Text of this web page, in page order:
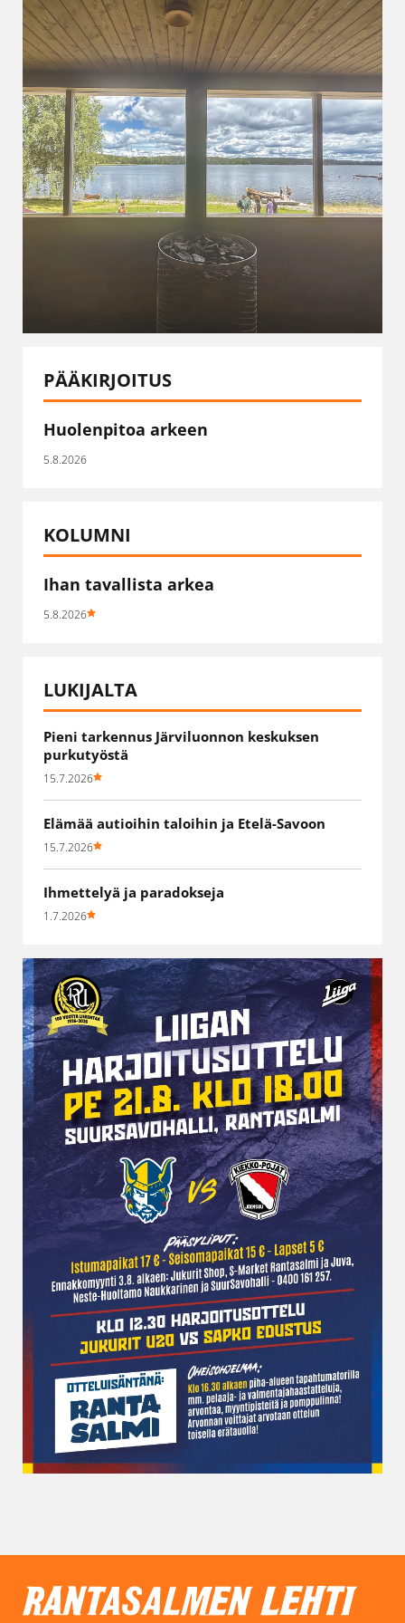
PÄÄKIRJOITUS
Huolenpitoa arkeen
5.8.2026
KOLUMNI
Ihan tavallista arkea
5.8.2026
LUKIJALTA
Pieni tarkennus Järviluonnon keskuksen
purkutyöstä
15.7.2026
Elämää autioihin taloihin ja Etelä-Savoon
15.7.2026
Ihmettelyä ja paradokseja
1.7.2026